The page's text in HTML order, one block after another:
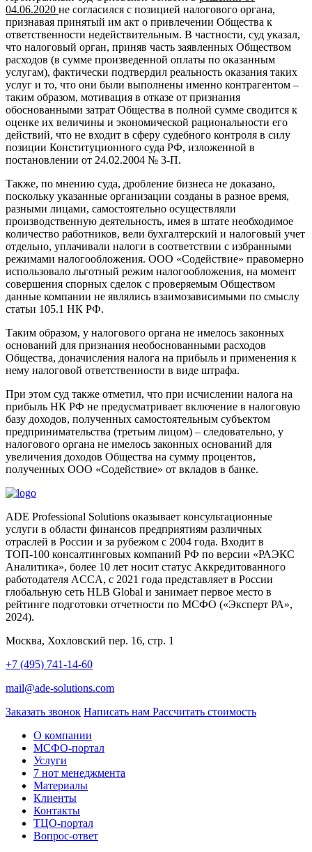
04.06.2020 не согласился с позицией налогового органа,
признавая принятый им акт о привлечении Общества к
ответственности недействительным. В частности, суд указал,
что налоговый орган, приняв часть заявленных Обществом
расходов (в сумме произведенной оплаты по оказанным
услугам), фактически подтвердил реальность оказания таких
услуг и то, что они были выполнены именно контрагентом –
таким образом, мотивация в отказе от признания
обоснованными затрат Общества в полной сумме сводится к
оценке их величины и экономической рациональности его
действий, что не входит в сферу судебного контроля в силу
позиции Конституционного суда РФ, изложенной в
постановлении от 24.02.2004 № 3-П.
Также, по мнению суда, дробление бизнеса не доказано,
поскольку указанные организации созданы в разное время,
разными лицами, самостоятельно осуществляли
производственную деятельность, имея в штате необходимое
количество работников, вели бухгалтерский и налоговый учет
отдельно, уплачивали налоги в соответствии с избранными
режимами налогообложения. ООО «Содействие» правомерно
использовало льготный режим налогообложения, на момент
совершения спорных сделок с проверяемым Обществом
данные компании не являлись взаимозависимыми по смыслу
статьи 105.1 НК РФ.
Таким образом, у налогового органа не имелось законных
оснований для признания необоснованными расходов
Общества, доначисления налога на прибыль и применения к
нему налоговой ответственности в виде штрафа.
При этом суд также отметил, что при исчислении налога на
прибыль НК РФ не предусматривает включение в налоговую
базу доходов, полученных самостоятельным субъектом
предпринимательства (третьим лицом) – следовательно, у
налогового органа не имелось законных оснований для
увеличения доходов Общества на сумму процентов,
полученных ООО «Содействие» от вкладов в банке.
ADE Professional Solutions оказывает консультационные
услуги в области финансов предприятиям различных
отраслей в России и за рубежом с 2004 года. Входит в
ТОП-100 консалтинговых компаний РФ по версии «РАЭКС
Аналитика», более 10 лет носит статус Аккредитованного
работодателя ACCA, с 2021 года представляет в России
глобальную сеть HLB Global и занимает первое место в
рейтинге подготовки отчетности по МСФО («Эксперт РА»,
2024).
Москва, Хохловский пер. 16, стр. 1
+7 (495) 741-14-60
mail@ade-solutions.com
Заказать звонок Написать нам Рассчитать стоимость
О компании
МСФО-портал
Услуги
7 нот менеджмента
Материалы
Клиенты
Контакты
ТЦО-портал
Вопрос-ответ